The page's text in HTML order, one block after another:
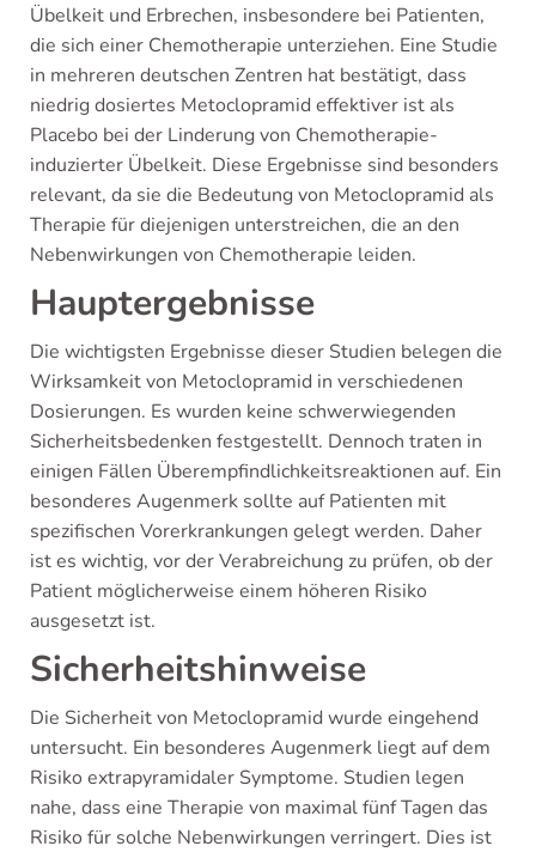
Übelkeit und Erbrechen, insbesondere bei Patienten,
die sich einer Chemotherapie unterziehen. Eine Studie
in mehreren deutschen Zentren hat bestätigt, dass
niedrig dosiertes Metoclopramid effektiver ist als
Placebo bei der Linderung von Chemotherapie-
induzierter Übelkeit. Diese Ergebnisse sind besonders
relevant, da sie die Bedeutung von Metoclopramid als
Therapie für diejenigen unterstreichen, die an den
Nebenwirkungen von Chemotherapie leiden.
Hauptergebnisse
Die wichtigsten Ergebnisse dieser Studien belegen die
Wirksamkeit von Metoclopramid in verschiedenen
Dosierungen. Es wurden keine schwerwiegenden
Sicherheitsbedenken festgestellt. Dennoch traten in
einigen Fällen Überempfindlichkeitsreaktionen auf. Ein
besonderes Augenmerk sollte auf Patienten mit
spezifischen Vorerkrankungen gelegt werden. Daher
ist es wichtig, vor der Verabreichung zu prüfen, ob der
Patient möglicherweise einem höheren Risiko
ausgesetzt ist.
Sicherheitshinweise
Die Sicherheit von Metoclopramid wurde eingehend
untersucht. Ein besonderes Augenmerk liegt auf dem
Risiko extrapyramidaler Symptome. Studien legen
nahe, dass eine Therapie von maximal fünf Tagen das
Risiko für solche Nebenwirkungen verringert. Dies ist